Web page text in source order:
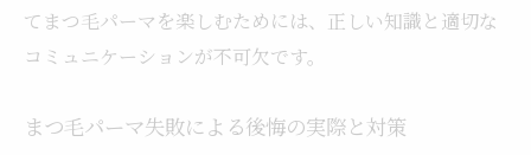
てまつ毛パーマを楽しむためには、正しい知識と適切な
コミュニケーションが不可欠です。
まつ毛パーマ失敗による後悔の実際と対策